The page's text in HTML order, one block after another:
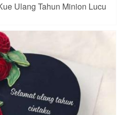
Ulang Tahun Minion Lucu